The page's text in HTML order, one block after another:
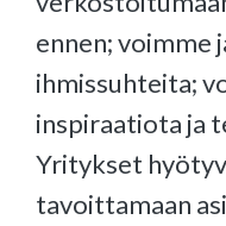
ennen; voimme
ihmissuhteita;
inspiraatiota ja
Yritykset
tavoittamaan